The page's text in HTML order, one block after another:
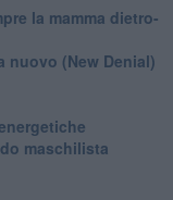
la mamma dietro-
nuovo (New Denial)
maschilista